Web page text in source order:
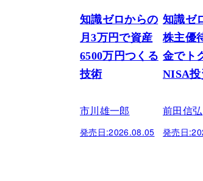
知識ゼロからの
月3万円で資産
6500万円つくる
技術
市川雄一郎
発売日:2026.08.05
知識ゼ
株主優
金でト
NISA投
前田信弘
発売日: